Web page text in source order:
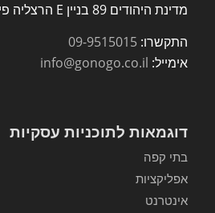
מדינת היהודים 89 בניין E הרצליה פיתוח,
התקשרו: 09-9515015
אימייל: info@gonogo.co.il
דוגמאות לתוכניות עסקיות
בתי קפה
אפליקציות
אינטרנט